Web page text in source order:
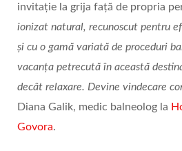
invitație la grija față de propria
ionizat natural, recunoscut pentru
și cu o gamă variată de proceduri
vacanța petrecută în această
decât relaxare. Devine vindecare
Diana Galik, medic balneolog la
Govora.